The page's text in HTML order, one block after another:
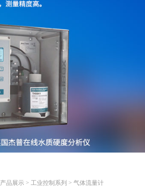
产品展示 > 工业控制系列 > 气体流量计